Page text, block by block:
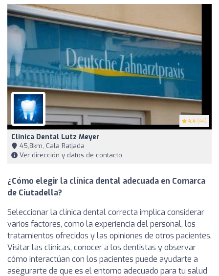
4.4 (44)
Clinica Dental Lutz Meyer
45,8km, Cala Ratjada
Ver dirección y datos de contacto
¿Cómo elegir la clínica dental adecuada en Comarca
de Ciutadella?
Seleccionar la clínica dental correcta implica considerar
varios factores, como la experiencia del personal, los
tratamientos ofrecidos y las opiniones de otros pacientes.
Visitar las clínicas, conocer a los dentistas y observar
cómo interactúan con los pacientes puede ayudarte a
asegurarte de que es el entorno adecuado para tu salud